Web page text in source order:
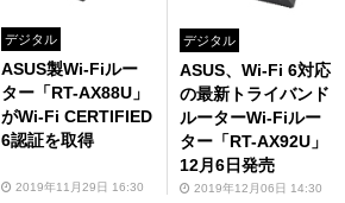
デジタル
ASUS製Wi-Fiルー
ター「RT-AX88U」
がWi-Fi CERTIFIED
6認証を取得
2019年11月29日 16:30
デジタル
ASUS、Wi-Fi 6対応
の最新トライバンド
ルーターWi-Fiルー
ター「RT-AX92U」
12月6日発売
2019年12月06日 14:30